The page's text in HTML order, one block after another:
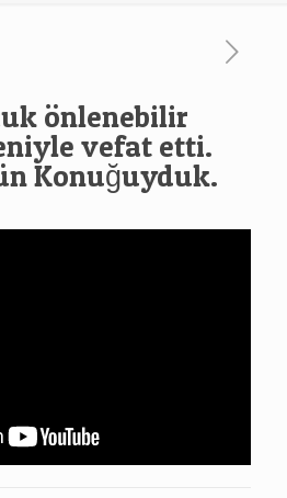
önlenebilir
vefat etti.
Konuğuyduk.